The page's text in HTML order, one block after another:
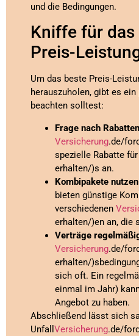
und die Bedingungen.
Kniffe für
Preis-
Um das beste Preis-
herauszuholen, gibt es
beachten solltest:
Frage nach
Versicherung.de/
spezielle Rabatte für
erhalten/)s an.
Kombipakete
bieten günstige
verschiedenen
erhalten/)en an, die
Verträge
Versicherung.de/
erhalten/
sich oft. Ein
einmal im Jahr)
Angebot zu haben.
Abschließend lässt sich
Unfall Versicherung.de/